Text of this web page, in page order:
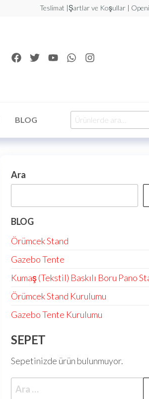
Teslimat |Şartlar ve Koşullar |
BLOG
Ara
BLOG
Örümcek Stand
Gazebo Tente
Kumaş (Tekstil) Baskılı Boru Pano
Örümcek Stand Kurulumu
Gazebo Tente Kurulumu
SEPET
Sepetinizde ürün bulunmuyor.